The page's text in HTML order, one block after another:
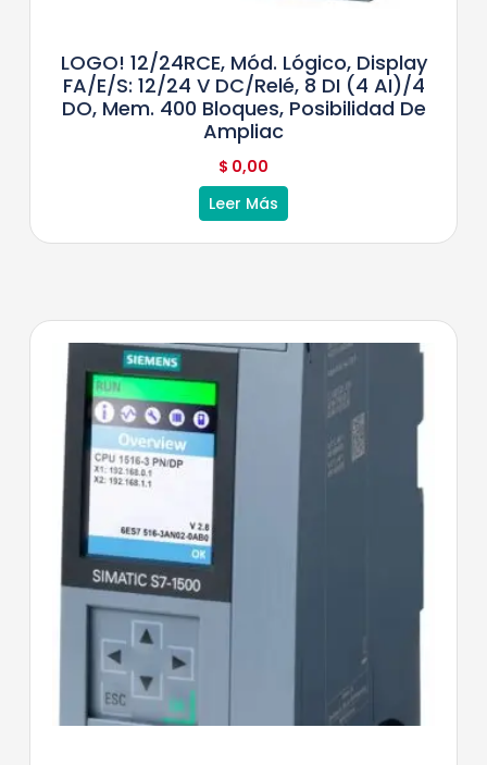
LOGO! 12/24RCE, Mód. Lógico, Display
FA/E/S: 12/24 V DC/relé, 8 DI (4 AI)/4
DO, Mem. 400 Bloques, Posibilidad De
Ampliac
$ 0,00
Leer Más